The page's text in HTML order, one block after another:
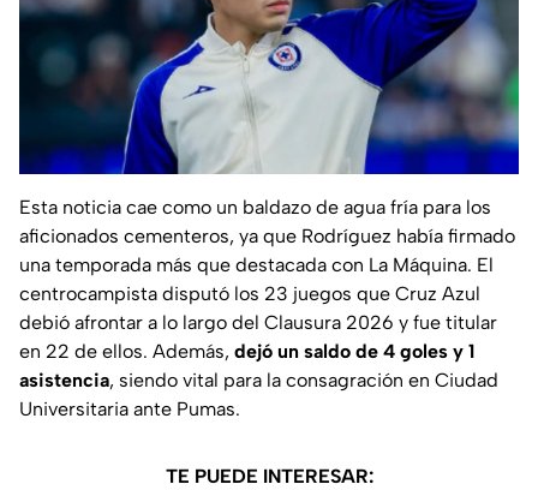
Esta noticia cae como un baldazo de agua fría para los
aficionados cementeros, ya que Rodríguez había firmado
una temporada más que destacada con La Máquina. El
centrocampista disputó los 23 juegos que Cruz Azul
debió afrontar a lo largo del Clausura 2026 y fue titular
en 22 de ellos. Además, dejó un saldo de 4 goles y 1
asistencia, siendo vital para la consagración en Ciudad
Universitaria ante Pumas.
TE PUEDE INTERESAR: